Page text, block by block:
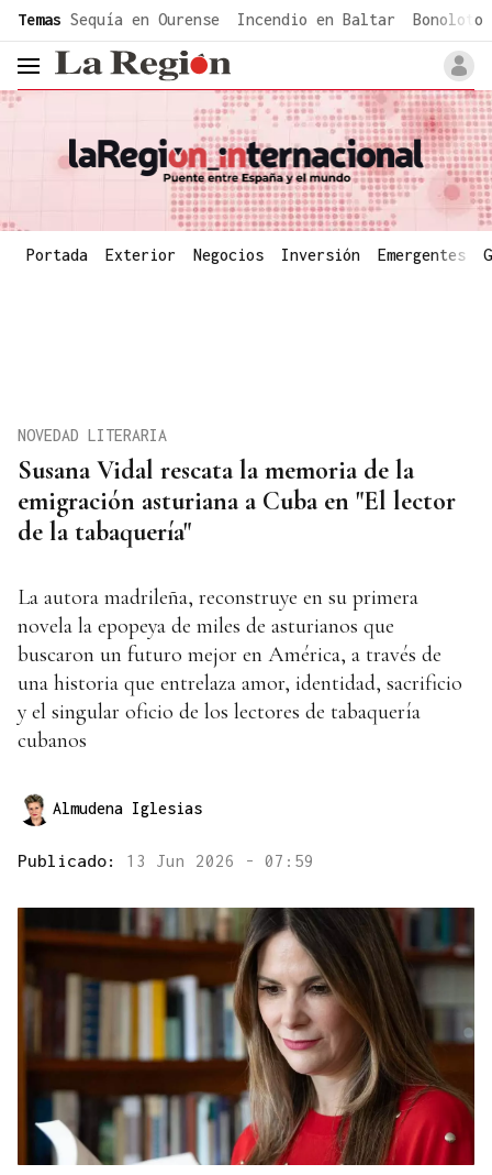
common.go-to-content
Temas Sequía en Ourense Incendio en Baltar Bonoloto
header.menu.open
Portada Exterior Negocios Inversión Emergentes
Susana Vidal rescata la memoria de la
emigración asturiana a Cuba en "El lector
de la tabaquería"
NOVEDAD LITERARIA
La autora madrileña, reconstruye en su primera
novela la epopeya de miles de asturianos que
buscaron un futuro mejor en América, a través de
una historia que entrelaza amor, identidad, sacrificio
y el singular oficio de los lectores de tabaquería
cubanos
Almudena Iglesias
Publicado: 13 Jun 2026 - 07:59